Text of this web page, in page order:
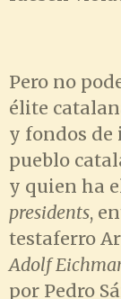
Pero no
élite
y fondos de
pueblo
y quien ha
presidents,
testaferro
Adolf
por Pedro